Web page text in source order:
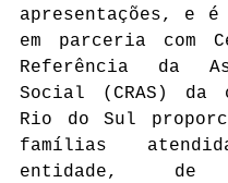
apresentações, e
em parceria com
Referência da
Social (CRAS) da
Rio do Sul
famílias
entidade, de